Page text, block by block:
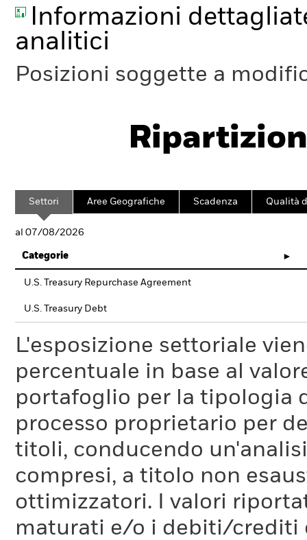
Informazioni
analitici
Posizioni soggette a
Settori Aree Geografiche Scadenza Qualità
al 07/08/2026
Categorie
U.S. Treasury Repurchase Agreement
U.S. Treasury Debt
L'esposizione settoriale
percentuale in base al
portafoglio per la tipologia
processo proprietario per
titoli, conducendo
compresi, a titolo non
ottimizzatori. I valori
maturati e/o i debiti/crediti